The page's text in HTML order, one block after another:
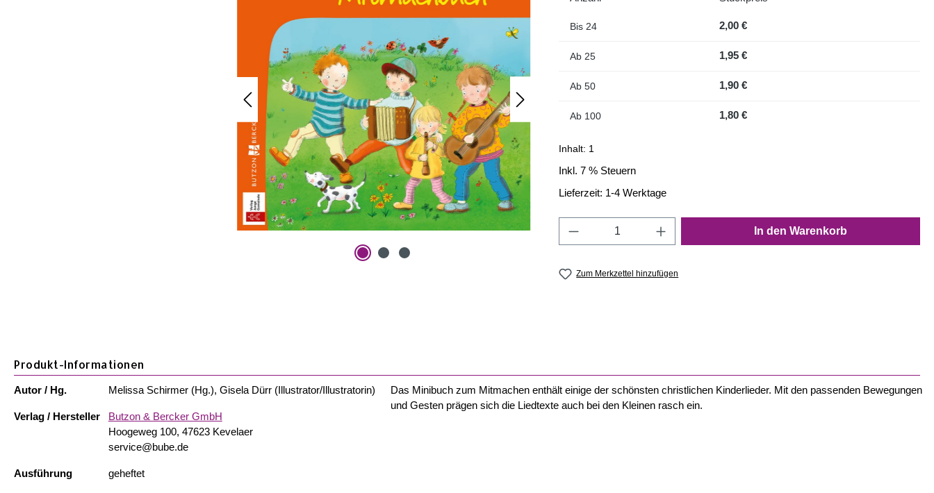
Bis 24 2,00 €
Ab 25 1,95 €
Ab 50 1,90 €
Ab 100 1,80 €
Inhalt: 1
Inkl. 7 % Steuern
Lieferzeit: 1-4 Werktage
Produkt Anzahl: Gib den gewünschten Wert ein
In den Warenkorb
Zum Merkzettel hinzufügen
Produkt-Informationen
Autor / Hg. Melissa Schirmer (Hg.), Gisela Dürr (Illustrator/Illustratorin)
Verlag / Hersteller
Butzon & Bercker GmbH
Hoogeweg 100, 47623 Kevelaer
service@bube.de
Ausführung geheftet
Das Minibuch zum Mitmachen enthält einige der schönsten christlichen Kinderlieder. Mit den passenden Bewegungen
und Gesten prägen sich die Liedtexte auch bei den Kleinen rasch ein.